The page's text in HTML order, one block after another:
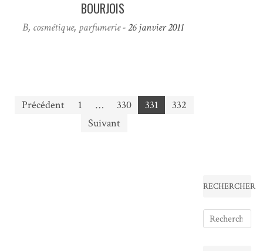
BOURJOIS
B, cosmétique, parfumerie- 26 janvier 2011
Pagination
Précédent 1 … 330 331
332
Suivant
RECHERCHER